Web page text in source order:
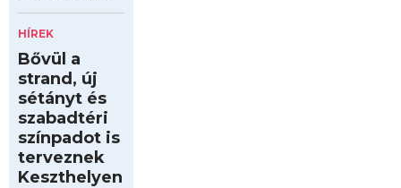
HÍREK
Bővül a
strand, új
sétányt és
szabadtéri
színpadot is
terveznek
Keszthelyen